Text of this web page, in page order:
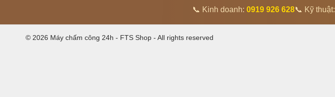
📞 Kinh doanh: 0919 926 628📞 Kỹ thuật:
© 2026 Máy chấm công 24h - FTS Shop - All rights reserved